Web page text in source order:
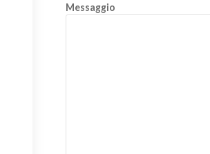
Messaggio